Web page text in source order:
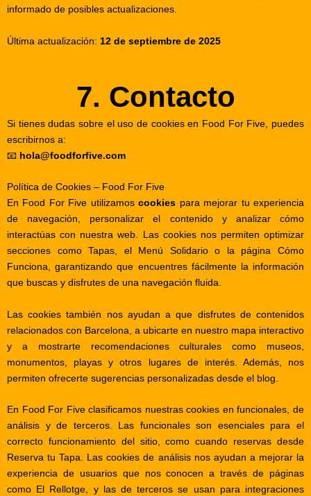
informado de posibles actualizaciones.
Última actualización: 12 de septiembre de 2025
7. Contacto
Si tienes dudas sobre el uso de cookies en Food For Five, puedes
escribirnos a:
📧 hola@foodforfive.com
Política de Cookies – Food For Five
En Food For Five utilizamoscookies para mejorar tu experiencia
de navegación, personalizar el contenido y analizar cómo
interactúas con nuestra web. Las cookies nos permiten optimizar
secciones comoTapas, el Menú Solidarioo la páginaCómo
Funciona, garantizando que encuentres fácilmente la información
que buscas y disfrutes de una navegación fluida.
Las cookies también nos ayudan a que disfrutes de contenidos
relacionados con Barcelona , a ubicarte en nuestro mapa interactivo
y a mostrarte recomendaciones culturales como museos
monumentos
playas y otros lugaresde interés. Además, nos
permiten ofrecerte sugerencias personalizadas desde el blog
En Food For Five clasificamos nuestras cookies en funcionales, de
análisis y de terceros. Las funcionales son esenciales para el
correcto funcionamiento del sitio, como cuando reservas desde
Reserva tu Tapa. Las cookies de análisis nos ayudan a mejorar la
experiencia de usuarios que nos conocen a través de páginas
como El Rellotge, y las de terceros se usan para integraciones